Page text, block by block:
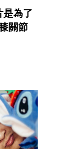
是為了
關節